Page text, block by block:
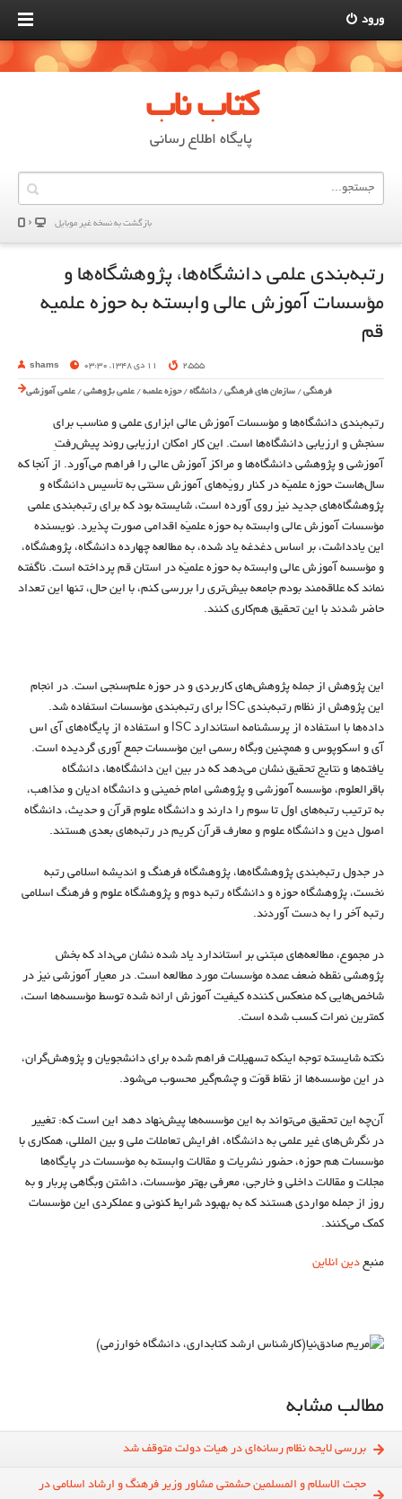
ورود
کتاب ناب
پایگاه اطلاع رسانی
بازگشت به نسخه غير موبایل
رتبه‌بندی علمی دانشگاه‌ها، پژوهشگاه‌ها و
مؤسسات آموزش عالی وابسته به حوزه‌ علمیه
قم
shams 11 دی 1348, 03:30 2,555
فرهنگی / سازمان های فرهنگی /دانشگاه /حوزه علمیه / علمی پژوهشی / علمی آموزشی
رتبه‌بندی دانشگاه‌ها و مؤسسات آموزش عالی ابزاری علمی و مناسب برای
سنجش و ارزیابی دانشگاه‌ها است. این کار امکان ارزیابی روند پیش‌رفتِ
آموزشی و پژوهشی دانشگاه‌ها و مراکز آموزش عالی را فراهم می‌آورد. از آنجا که
سال‌هاست حوزه علمیّه در کنار رویّه‌های آموزشِ سنتی به تأسیس دانشگاه و
پژوهشگاه‌های جدید نیز روی آورده است، شایسته بود که برای رتبه‌بندی علمی
مؤسسات آموزش عالی وابسته به حوزه علمیّه اقدامی صورت پذیرد. نویسنده
این یادداشت، بر اساس دغدغه یاد شده، به مطالعه چهارده دانشگاه، پژوهشگاه،
و مؤسسه آموزش عالی وابسته به حوزه علمیّه در استان قم پرداخته است. ناگفته
نماند که علاقه‌مند بودم جامعه بیش‌تری را بررسی کنم، با این حال، تنها این تعداد
حاضر شدند با این تحقیق هم‌کاری کنند.
این پژوهش از جمله پژوهش‌های کاربردی و در حوزه علم‌سنجی است. در انجام
این پژوهش از نظام رتبه‌بندی ISC برای رتبه‌بندی مؤسسات استفاده شد.
داده‌ها با استفاده از پرسشنامه استاندارد ISC و استفاده از پایگاه‌های آی اس
آی و اسکوپوس و همچنین وبگاه رسمی این مؤسسات جمع آوری گردیده است.
یافته‌ها و نتایج تحقیق نشان می‌دهد که در بین این دانشگاه‌ها، دانشگاه
باقرالعلوم، مؤسسه آموزشی و پژوهشی امام خمینی و دانشگاه ادیان و مذاهب،
به ترتیب رتبه‌های اوّل تا سوم را دارند و دانشگاه علوم قرآن و حدیث، دانشگاه
اصول دین و دانشگاه علوم و معارف قرآن کریم در رتبه‌های بعدی هستند.
در جدول رتبه‌بندی پژوهشگاه‌ها، پژوهشگاه فرهنگ و اندیشه اسلامی رتبه
نخست، پژوهشگاه حوزه و دانشگاه رتبه دوم و پژوهشگاه علوم و فرهنگ اسلامی
رتبه آخر را به دست آوردند.
در مجموع، مطالعه‌های مبتنی بر استاندارد یاد شده نشان می‌داد که بخش
پژوهشی نقطه ضعف عمده مؤسسات مورد مطالعه است. در معیار آموزشی نیز در
شاخص‌هایی که منعکس کننده کیفیت آموزش ارائه شده توسط مؤسسه‌ها است،
کمترین نمرات کسب شده است.
نکته شایسته توجه اینکه تسهیلات فراهم شده برای دانشجویان و پژوهش‌گران،
در این مؤسسه‌ها از نقاط قوّت و چشم‌گیر محسوب می‌شود.
آن‌چه این تحقیق می‌تواند به این مؤسسه‌ها پیش‌نهاد دهد این است که: تغییر
در نگرش‌های غیر علمی به دانشگاه، افرایش تعاملات ملی و بین المللی، همکاری با
مؤسسات هم حوزه، حضور نشریات و مقالات وابسته به مؤسسات در پایگاه‌ها
مجلات و مقالات داخلی و خارجی، معرفی بهتر مؤسسات، داشتن وبگاهی پربار و به
روز از جمله مواردی هستند که به بهبود شرایط کنونی و عملکردی این مؤسسات
کمک می‌کنند.
منبع دین انلاین
مطالب مشابه
بررسی لایحه نظام رسانه‌ای در هیات دولت متوقف شد
حجت الاسلام و المسلمین حشمتی مشاور وزیر فرهنگ و ارشاد اسلامی در